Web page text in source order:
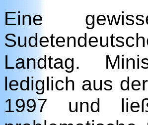
Eine
Landtag.
lediglich aus
1997 und